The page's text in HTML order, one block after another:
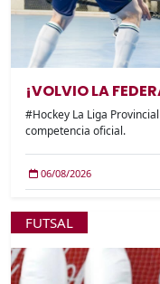
¡VOLVIO LA
#Hockey La Liga
competencia oficial.
06/08/2026
FUTSAL